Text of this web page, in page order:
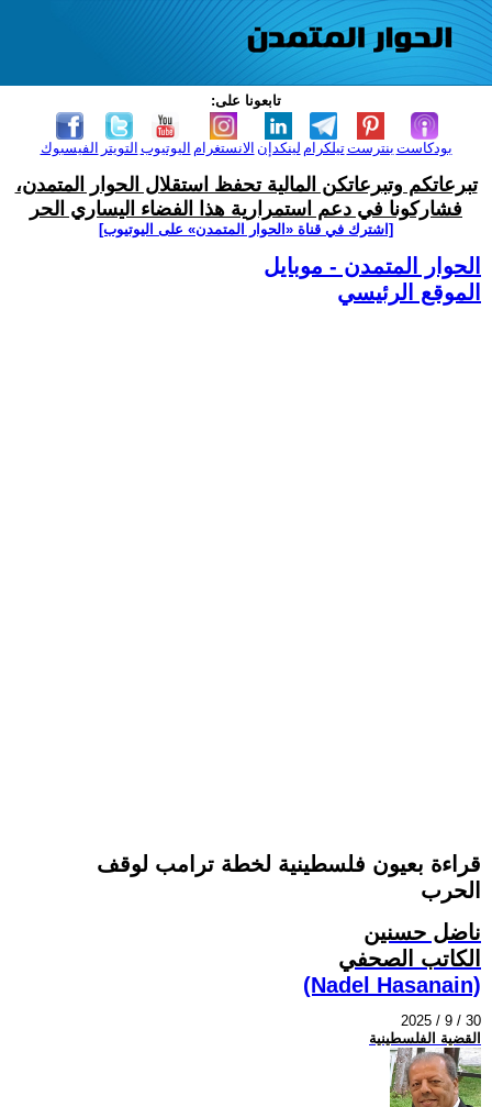
تابعونا على:
الفيسبوك التويتر اليوتيوب الانستغرام لينكدإن تيلكرامبنترست بودكاست
تبرعاتكم وتبرعاتكن المالية تحفظ استقلال الحوار المتمدن،
فشاركونا في دعم استمرارية هذا الفضاء اليساري الحر
[اشترك في قناة ‫«الحوار المتمدن» على اليوتيوب]
الحوار المتمدن - موبايل
الموقع الرئيسي
قراءة بعيون فلسطينية لخطة ترامب لوقف
الحرب
ناضل حسنين
الكاتب الصحفي
(Nadel Hasanain)
2025 / 9 / 30
القضية الفلسطينية